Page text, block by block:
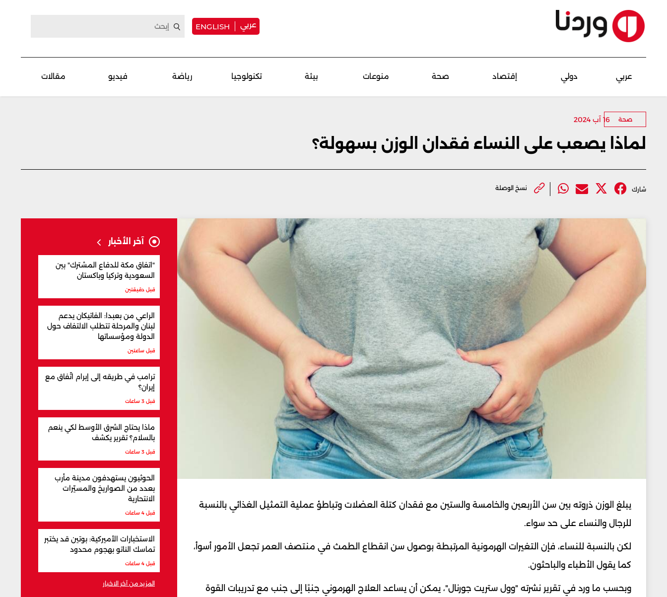
عربي ENGLISH
عربي دولي إقتصاد صحة منوعات بيئة تكنولوجيا رياضة فيديو مقالات
صحة 16 آب 2024
لماذا يصعب على النساء فقدان الوزن بسهولة؟
شارك نسخ الوصلة
يبلغ الوزن ذروته بين سن الأربعين والخامسة والستين مع فقدان كتلة العضلات وتباطؤ عملية التمثيل الغذائي بالنسبة
للرجال والنساء على حد سواء.
لكن بالنسبة للنساء، فإن التغيرات الهرمونية المرتبطة بوصول سن انقطاع الطمث في منتصف العمر تجعل الأمور أسوأ،
كما يقول الأطباء والباحثون.
وبحسب ما ورد في تقرير نشرته "وول ستريت جورنال"، يمكن أن يساعد العلاج الهرموني جنبًا إلى جنب مع تدريبات القوة
آخر الأخبار
"اتفاق مكة للدفاع المشترك" بين
السعودية وتركيا وباكستان
قبل دقيقتين
الراعي من بعبدا: الفاتيكان يدعم
لبنان والمرحلة تتطلب الالتفاف حول
الدولة ومؤسساتها
قبل ساعتين
ترامب في طريقه إلى إبرام اتّفاق مع
إيران؟
قبل 3 ساعات
ماذا يحتاج الشرق الأوسط لكي ينعم
بالسلام؟ تقرير يكشف
قبل 3 ساعات
الحوثيون يستهدفون مدينة مأرب
بعدد من الصواريخ والمسيّرات
الانتحارية
قبل 4 ساعات
الاستخبارات الأميركية: بوتين قد يختبر
تماسك الناتو بهجوم محدود
قبل 4 ساعات
المزيد من آخر الاخبار